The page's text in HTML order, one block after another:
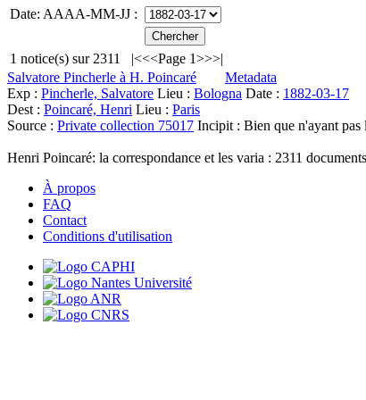
Date: AAAA-MM-JJ :
1 notice(s) sur 2311 |<<<Page 1>>>|
Salvatore Pincherle à H. Poincaré
Metadata
Exp : Pincherle, Salvatore Lieu : Bologna Date : 1882-03-17
Dest : Poincaré, Henri Lieu : Paris
Source : Private collection 75017 Incipit : Bien que n'ayant pas
Henri Poincaré: la correspondance et les varia : 2311 documents
À propos
FAQ
Contact
Conditions d'utilisation